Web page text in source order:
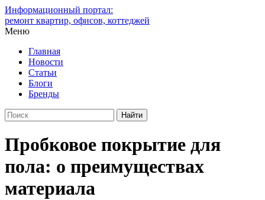
Информационный портал:
ремонт квартир, офисов, коттеджей
Меню
Главная
Новости
Статьи
Блоги
Бренды
Пробковое покрытие для
пола: о преимуществах
материала